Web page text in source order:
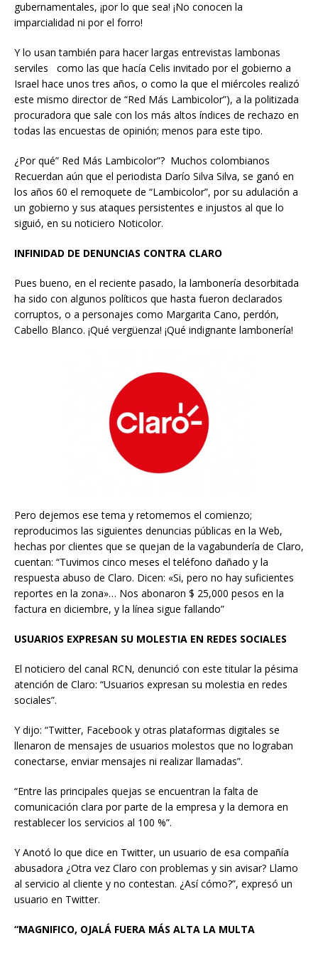
gubernamentales, ¡por lo que sea! ¡No conocen la
imparcialidad ni por el forro!
Y lo usan también para hacer largas entrevistas lambonas
serviles como las que hacía Celis invitado por el gobierno a
Israel hace unos tres años, o como la que el miércoles realizó
este mismo director de “Red Más Lambicolor”), a la politizada
procuradora que sale con los más altos índices de rechazo en
todas las encuestas de opinión; menos para este tipo.
¿Por qué” Red Más Lambicolor”? Muchos colombianos
Recuerdan aún que el periodista Darío Silva Silva, se ganó en
los años 60 el remoquete de “Lambicolor”, por su adulación a
un gobierno y sus ataques persistentes e injustos al que lo
siguió, en su noticiero Noticolor.
INFINIDAD DE DENUNCIAS CONTRA CLARO
Pues bueno, en el reciente pasado, la lambonería desorbitada
ha sido con algunos políticos que hasta fueron declarados
corruptos, o a personajes como Margarita Cano, perdón,
Cabello Blanco. ¡Qué vergüenza! ¡Qué indignante lambonería!
Pero dejemos ese tema y retomemos el comienzo;
reproducimos las siguientes denuncias públicas en la Web,
hechas por clientes que se quejan de la vagabundería de Claro,
cuentan: “Tuvimos cinco meses el teléfono dañado y la
respuesta abuso de Claro. Dicen: «Si, pero no hay suficientes
reportes en la zona»… Nos abonaron $ 25,000 pesos en la
factura en diciembre, y la línea sigue fallando”
USUARIOS EXPRESAN SU MOLESTIA EN REDES SOCIALES
El noticiero del canal RCN, denunció con este titular la pésima
atención de Claro: “Usuarios expresan su molestia en redes
sociales”.
Y dijo: “Twitter, Facebook y otras plataformas digitales se
llenaron de mensajes de usuarios molestos que no lograban
conectarse, enviar mensajes ni realizar llamadas”.
“Entre las principales quejas se encuentran la falta de
comunicación clara por parte de la empresa y la demora en
restablecer los servicios al 100 %”.
Y Anotó lo que dice en Twitter, un usuario de esa compañía
abusadora ¿Otra vez Claro con problemas y sin avisar? Llamo
al servicio al cliente y no contestan. ¿Así cómo?”, expresó un
usuario en Twitter.
“MAGNIFICO, OJALÁ FUERA MÁS ALTA LA MULTA